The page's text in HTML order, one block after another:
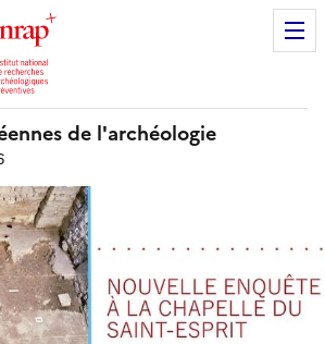
de l'archéologie